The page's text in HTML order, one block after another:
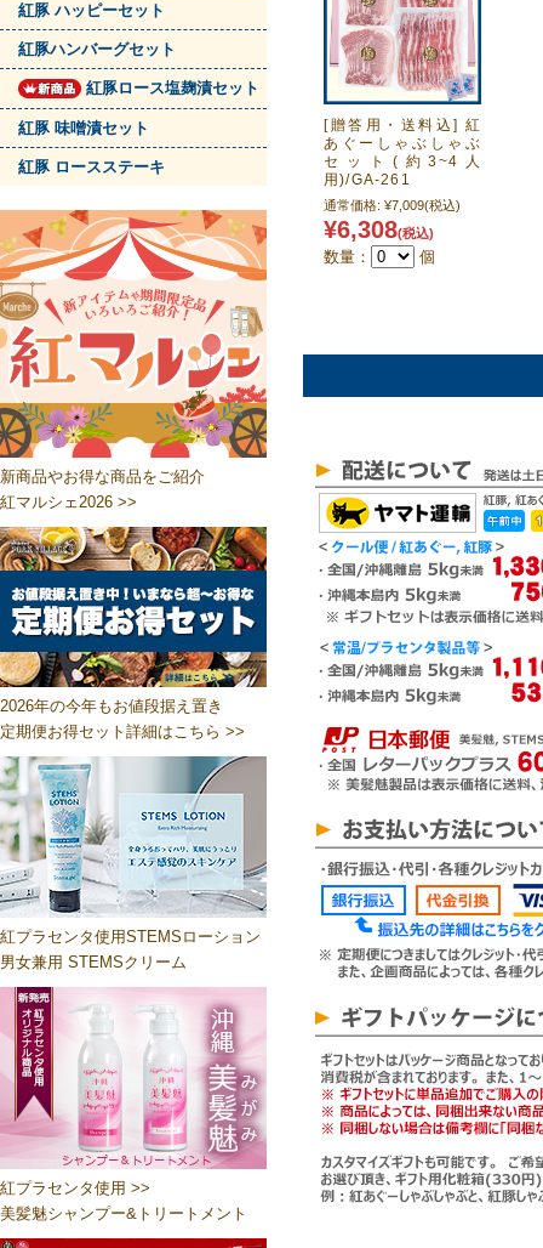
[贈答用・送料込] 紅
あぐーしゃぶしゃぶ
セット(約3~4人
用)/GA-261
通常価格: ¥7,009(税込)
¥6,308(税込)
数量： 個
紅豚 ハッピーセット
紅豚ハンバーグセット
紅豚ロース塩麹漬セット
紅豚 味噌漬セット
紅豚 ロースステーキ
新商品やお得な商品をご紹介
紅マルシェ2026 >>
2026年の今年もお値段据え置き
定期便お得セット詳細はこちら >>
紅プラセンタ使用STEMSローション
男女兼用 STEMSクリーム
紅プラセンタ使用 >>
美髪魅シャンプー&トリートメント